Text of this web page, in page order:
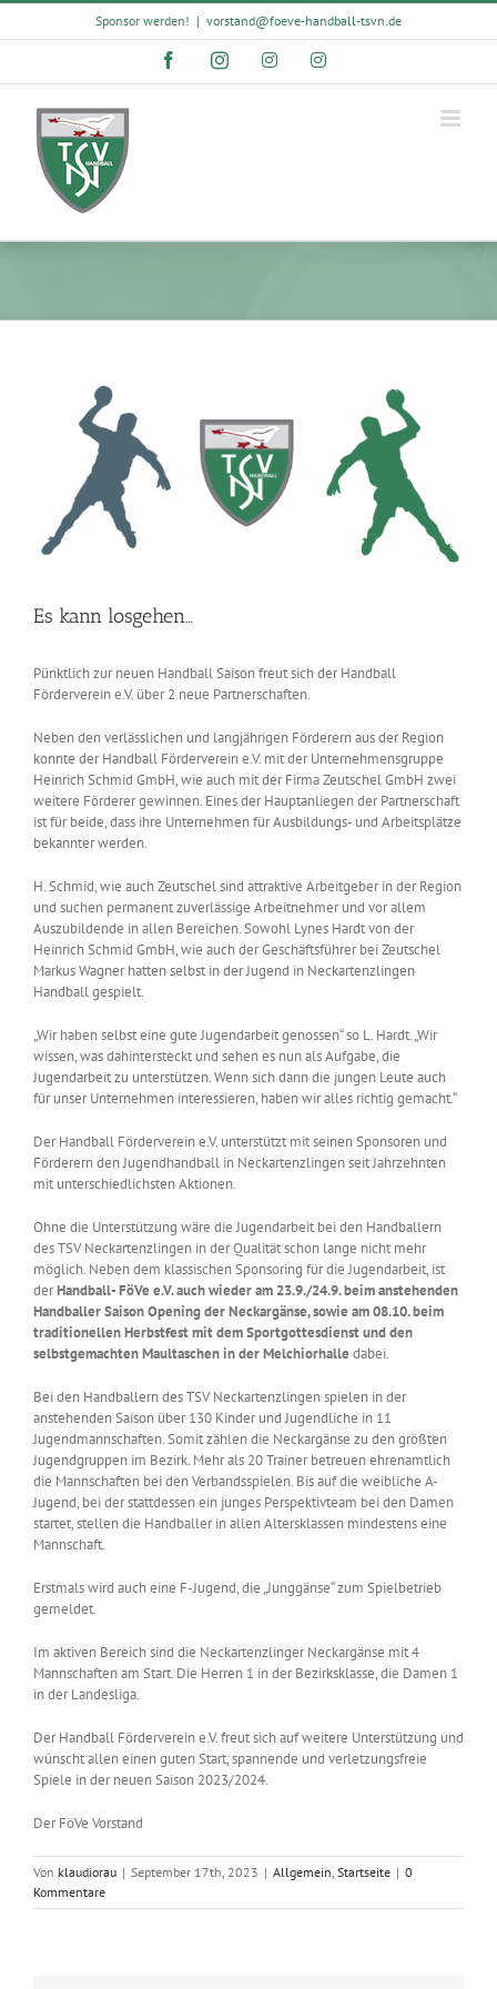
Skip
Sponsor werden! | vorstand@foeve-handball-tsvn.de
FacebookInstagramInstagramInstagram
Es kann losgehen…
Pünktlich zur neuen Handball Saison freut sich der Handball
Förderverein e.V. über 2 neue Partnerschaften.
Neben den verlässlichen und langjährigen Förderern aus der Region
konnte der Handball Förderverein e.V. mit der Unternehmensgruppe
Heinrich Schmid GmbH, wie auch mit der Firma Zeutschel GmbH zwei
weitere Förderer gewinnen. Eines der Hauptanliegen der Partnerschaft
ist für beide, dass ihre Unternehmen für Ausbildungs- und Arbeitsplätze
bekannter werden.
H. Schmid, wie auch Zeutschel sind attraktive Arbeitgeber in der Region
und suchen permanent zuverlässige Arbeitnehmer und vor allem
Auszubildende in allen Bereichen. Sowohl Lynes Hardt von der
Heinrich Schmid GmbH, wie auch der Geschäftsführer bei Zeutschel
Markus Wagner hatten selbst in der Jugend in Neckartenzlingen
Handball gespielt.
„Wir haben selbst eine gute Jugendarbeit genossen“ so L. Hardt. „Wir
wissen, was dahintersteckt und sehen es nun als Aufgabe, die
Jugendarbeit zu unterstützen. Wenn sich dann die jungen Leute auch
für unser Unternehmen interessieren, haben wir alles richtig gemacht.“
Der Handball Förderverein e.V. unterstützt mit seinen Sponsoren und
Förderern den Jugendhandball in Neckartenzlingen seit Jahrzehnten
mit unterschiedlichsten Aktionen.
Ohne die Unterstützung wäre die Jugendarbeit bei den Handballern
des TSV Neckartenzlingen in der Qualität schon lange nicht mehr
möglich. Neben dem klassischen Sponsoring für die Jugendarbeit, ist
derHandball- FöVe e.V. auch wieder am 23.9./24.9. beim anstehenden
Handballer Saison Opening der Neckargänse, sowie am 08.10. beim
traditionellen Herbstfest mit dem Sportgottesdienst und den
selbstgemachten Maultaschen in der Melchiorhalle dabei.
Bei den Handballern des TSV Neckartenzlingen spielen in der
anstehenden Saison über 130 Kinder und Jugendliche in 11
Jugendmannschaften. Somit zählen die Neckargänse zu den größten
Jugendgruppen im Bezirk. Mehr als 20 Trainer betreuen ehrenamtlich
die Mannschaften bei den Verbandsspielen. Bis auf die weibliche A-
Jugend, bei der stattdessen ein junges Perspektivteam bei den Damen
startet, stellen die Handballer in allen Altersklassen mindestens eine
Mannschaft.
Erstmals wird auch eine F-Jugend, die „Junggänse“ zum Spielbetrieb
gemeldet.
Im aktiven Bereich sind die Neckartenzlinger Neckargänse mit 4
Mannschaften am Start. Die Herren 1 in der Bezirksklasse, die Damen 1
in der Landesliga.
Der Handball Förderverein e.V. freut sich auf weitere Unterstützung und
wünscht allen einen guten Start, spannende und verletzungsfreie
Spiele in der neuen Saison 2023/2024.
Der FöVe Vorstand
Von klaudiorau | September 17th, 2023 | Allgemein Startseite | 0
Kommentare